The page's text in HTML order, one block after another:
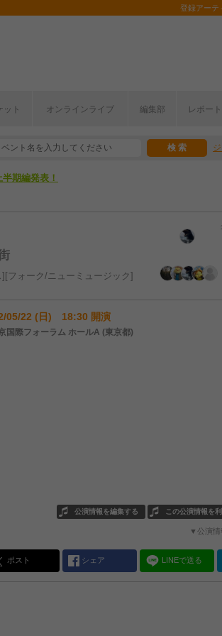
登録アー
ット オンラインライブ 編集部 レポート
こから！
期編発表！
フォーク/ニューミュージック
05/22 (日) 18:30 開演
国際フォーラム ホールA (東京都)
この公演情報を
公演情報を編集する
▼公演情
ポスト シェア LINEで送る